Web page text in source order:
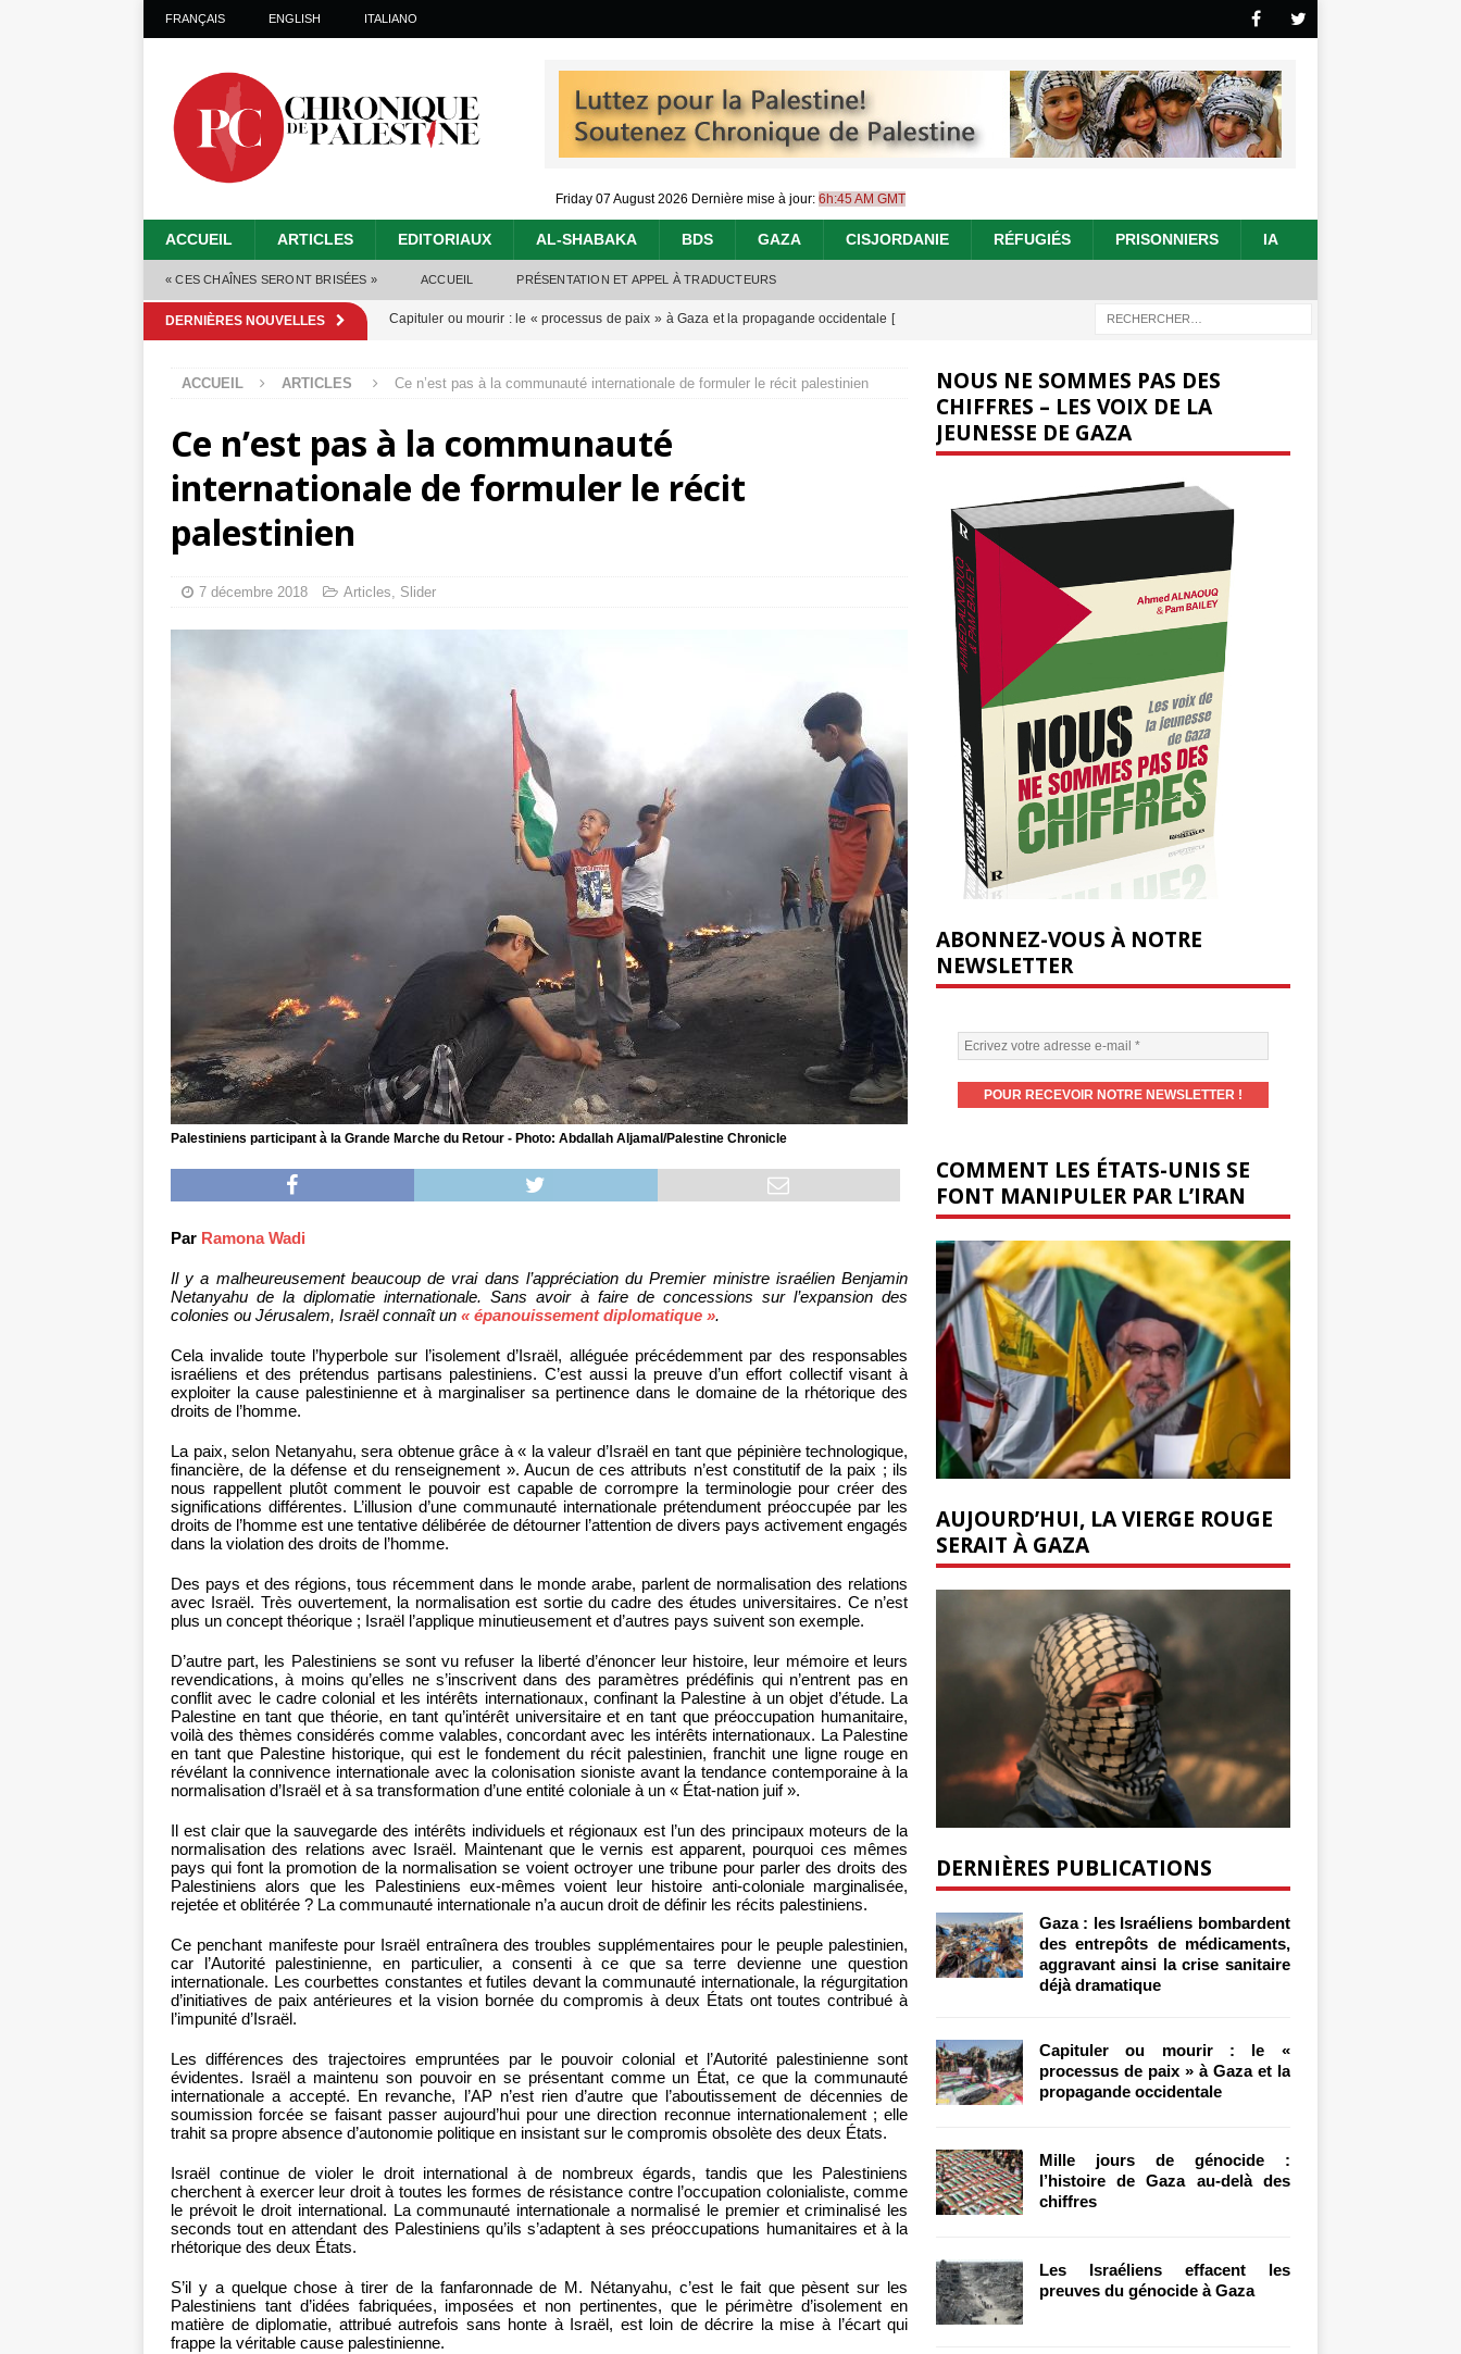
FRANÇAIS ENGLISH ITALIANO
Friday 07 August 2026 Dernière mise à jour: 6h:45 AM GMT
ACCUEIL ARTICLES EDITORIAUX AL-SHABAKA BDS GAZA CISJORDANIE RÉFUGIÉS PRISONNIERS IA
« CES CHAÎNES SERONT BRISÉES » ACCUEIL PRÉSENTATION ET APPEL À TRADUCTEURS
DERNIÈRES NOUVELLES Capituler ou mourir : le « processus de paix » à Gaza et la propagande occidentale [
Mille jours de génocide : l’histoire de Gaza au-delà des chiffres[ 5 août 2026 ]
Les Israéliens effacent les preuves du génocide à Gaza
tueries[ 4 août 2026 ]
ACCUEIL ARTICLES Ce n’est pas à la communauté internationale de formuler le récit palestinien
Ce n’est pas à la communauté
internationale de formuler le récit
palestinien
7 décembre 2018 Articles, Slider
Palestiniens participant à la Grande Marche du Retour - Photo: Abdallah Aljamal/Palestine Chronicle
Par Ramona Wadi
Il y a malheureusement beaucoup de vrai dans l’appréciation du Premier ministre israélien Benjamin
Netanyahu de la diplomatie internationale. Sans avoir à faire de concessions sur l’expansion des
colonies ou Jérusalem, Israël connaît un « épanouissement diplomatique ».
Cela invalide toute l’hyperbole sur l’isolement d’Israël, alléguée précédemment par des responsables
israéliens et des prétendus partisans palestiniens. C’est aussi la preuve d’un effort collectif visant à
exploiter la cause palestinienne et à marginaliser sa pertinence dans le domaine de la rhétorique des
droits de l’homme.
La paix, selon Netanyahu, sera obtenue grâce à « la valeur d’Israël en tant que pépinière technologique,
financière, de la défense et du renseignement ». Aucun de ces attributs n’est constitutif de la paix ; ils
nous rappellent plutôt comment le pouvoir est capable de corrompre la terminologie pour créer des
significations différentes. L’illusion d’une communauté internationale prétendument préoccupée par les
droits de l’homme est une tentative délibérée de détourner l’attention de divers pays activement engagés
dans la violation des droits de l’homme.
Des pays et des régions, tous récemment dans le monde arabe, parlent de normalisation des relations
avec Israël. Très ouvertement, la normalisation est sortie du cadre des études universitaires. Ce n’est
plus un concept théorique ; Israël l’applique minutieusement et d’autres pays suivent son exemple.
D’autre part, les Palestiniens se sont vu refuser la liberté d’énoncer leur histoire, leur mémoire et leurs
revendications, à moins qu’elles ne s’inscrivent dans des paramètres prédéfinis qui n’entrent pas en
conflit avec le cadre colonial et les intérêts internationaux, confinant la Palestine à un objet d’étude. La
Palestine en tant que théorie, en tant qu’intérêt universitaire et en tant que préoccupation humanitaire,
voilà des thèmes considérés comme valables, concordant avec les intérêts internationaux. La Palestine
en tant que Palestine historique, qui est le fondement du récit palestinien, franchit une ligne rouge en
révélant la connivence internationale avec la colonisation sioniste avant la tendance contemporaine à la
normalisation d’Israël et à sa transformation d’une entité coloniale à un « État-nation juif ».
Il est clair que la sauvegarde des intérêts individuels et régionaux est l’un des principaux moteurs de la
normalisation des relations avec Israël. Maintenant que le vernis est apparent, pourquoi ces mêmes
pays qui font la promotion de la normalisation se voient octroyer une tribune pour parler des droits des
Palestiniens alors que les Palestiniens eux-mêmes voient leur histoire anti-coloniale marginalisée,
rejetée et oblitérée ? La communauté internationale n’a aucun droit de définir les récits palestiniens.
Ce penchant manifeste pour Israël entraînera des troubles supplémentaires pour le peuple palestinien,
car l’Autorité palestinienne, en particulier, a consenti à ce que sa terre devienne une question
internationale. Les courbettes constantes et futiles devant la communauté internationale, la régurgitation
d’initiatives de paix antérieures et la vision bornée du compromis à deux États ont toutes contribué à
l’impunité d’Israël.
Les différences des trajectoires empruntées par le pouvoir colonial et l’Autorité palestinienne sont
évidentes. Israël a maintenu son pouvoir en se présentant comme un État, ce que la communauté
internationale a accepté. En revanche, l’AP n’est rien d’autre que l’aboutissement de décennies de
soumission forcée se faisant passer aujourd’hui pour une direction reconnue internationalement ; elle
trahit sa propre absence d’autonomie politique en insistant sur le compromis obsolète des deux États.
Israël continue de violer le droit international à de nombreux égards, tandis que les Palestiniens
cherchent à exercer leur droit à toutes les formes de résistance contre l’occupation colonialiste, comme
le prévoit le droit international. La communauté internationale a normalisé le premier et criminalisé les
seconds tout en attendant des Palestiniens qu’ils s’adaptent à ses préoccupations humanitaires et à la
rhétorique des deux États.
S’il y a quelque chose à tirer de la fanfaronnade de M. Nétanyahu, c’est le fait que pèsent sur les
Palestiniens tant d’idées fabriquées, imposées et non pertinentes, que le périmètre d’isolement en
matière de diplomatie, attribué autrefois sans honte à Israël, est loin de décrire la mise à l’écart qui
frappe la véritable cause palestinienne.
NOUS NE SOMMES PAS DES
CHIFFRES – LES VOIX DE LA
JEUNESSE DE GAZA
ABONNEZ-VOUS À NOTRE
NEWSLETTER
COMMENT LES ÉTATS-UNIS SE
FONT MANIPULER PAR L’IRAN
AUJOURD’HUI, LA VIERGE ROUGE
SERAIT À GAZA
DERNIÈRES PUBLICATIONS
Gaza : les Israéliens bombardent
des entrepôts de médicaments,
aggravant ainsi la crise sanitaire
déjà dramatique
Capituler ou mourir : le «
processus de paix » à Gaza et la
propagande occidentale
Mille jours de génocide :
l’histoire de Gaza au-delà des
chiffres
Les Israéliens effacent les
preuves du génocide à Gaza